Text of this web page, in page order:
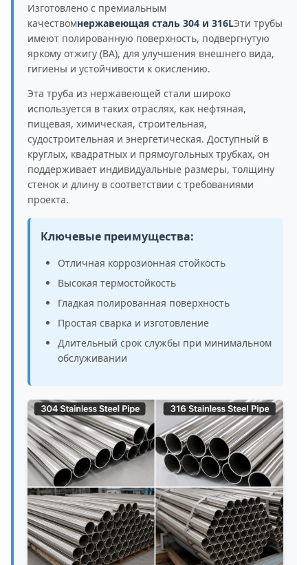
Изготовлено с премиальным
качествомнержавеющая сталь 304 и 316LЭти трубы
имеют полированную поверхность, подвергнутую
яркому отжигу (BA), для улучшения внешнего вида,
гигиены и устойчивости к окислению.
Эта труба из нержавеющей стали широко
используется в таких отраслях, как нефтяная,
пищевая, химическая, строительная,
судостроительная и энергетическая. Доступный в
круглых, квадратных и прямоугольных трубках, он
поддерживает индивидуальные размеры, толщину
стенок и длину в соответствии с требованиями
проекта.
Ключевые преимущества:
Отличная коррозионная стойкость
Высокая термостойкость
Гладкая полированная поверхность
Простая сварка и изготовление
Длительный срок службы при минимальном
обслуживании